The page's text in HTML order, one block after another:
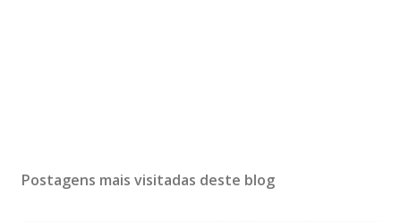
Postagens mais visitadas deste blog